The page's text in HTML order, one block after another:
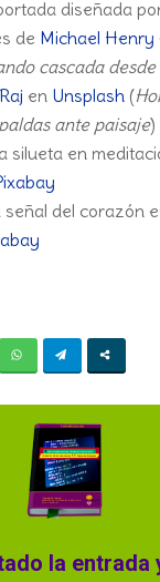
diseñada
de Michael Henry
cascada
en Unsplash(
ante paisaje)
silueta en
señal del corazón
la entrada